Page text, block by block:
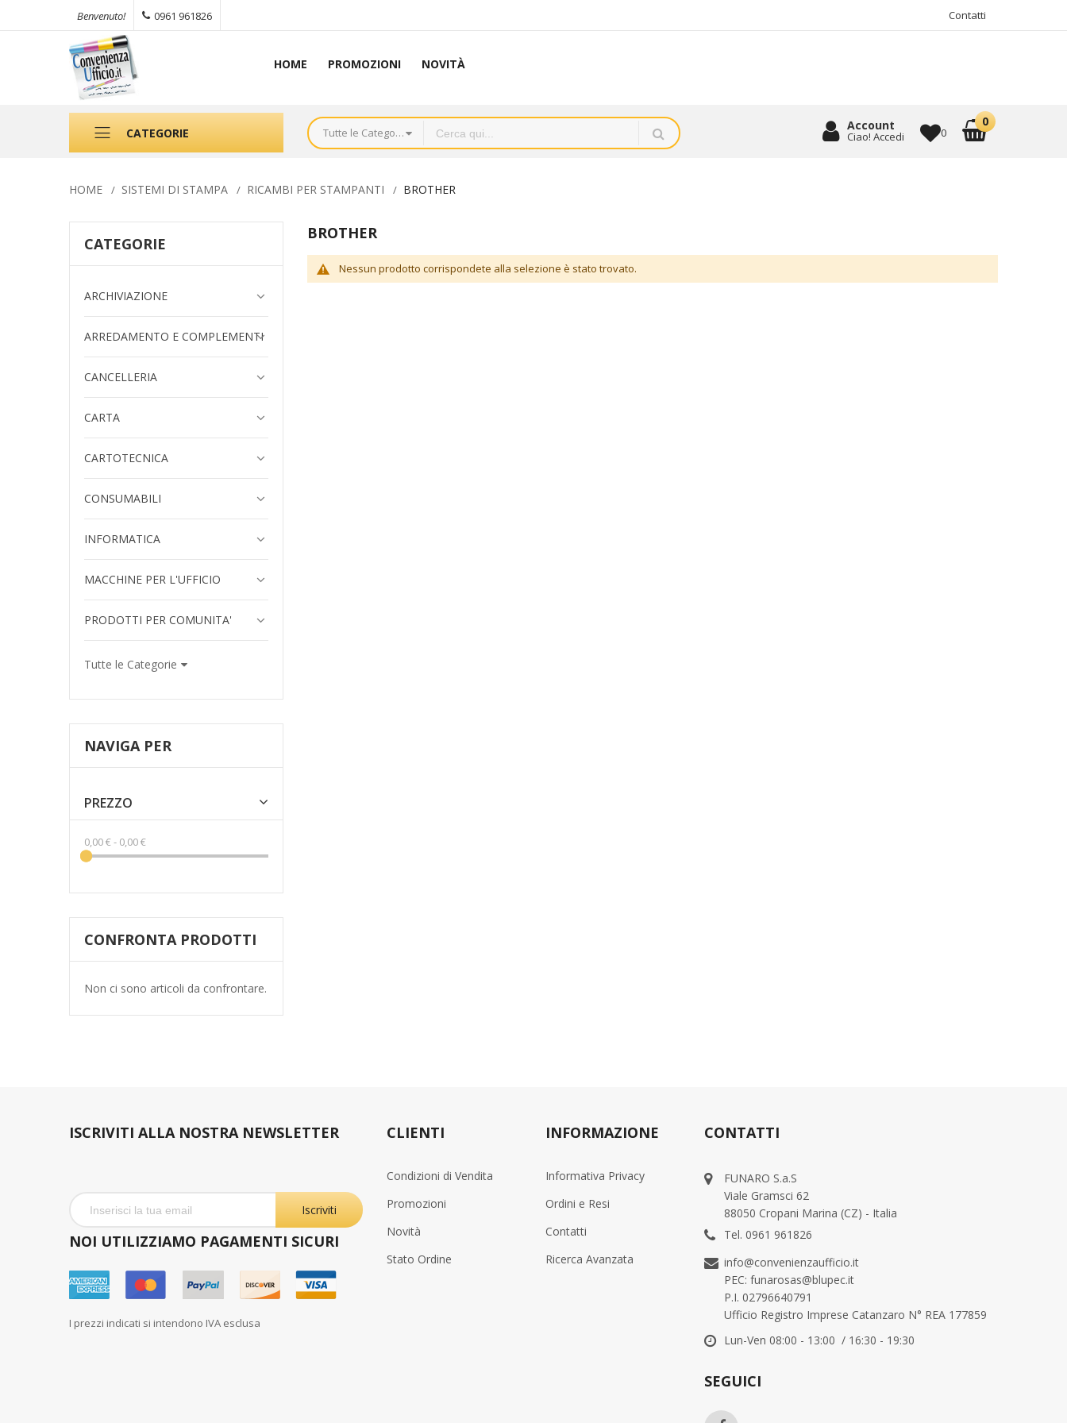
Benvenuto! 0961 961826 Contatti
HOME PROMOZIONI NOVITÀ
CATEGORIE Tutte le Categorie Account
Ciao! Accedi 0
HOME SISTEMI DI STAMPA RICAMBI PER STAMPANTI BROTHER
BROTHER
Nessun prodotto corrispondete alla selezione è stato trovato.
CATEGORIE
ARCHIVIAZIONE
ARREDAMENTO E COMPLEMENTI
CANCELLERIA
CARTA
CARTOTECNICA
CONSUMABILI
INFORMATICA
MACCHINE PER L'UFFICIO
PRODOTTI PER COMUNITA'
Tutte le Categorie
NAVIGA PER
PREZZO
0,00 €- 0,00 €
CONFRONTA PRODOTTI
Non ci sono articoli da confrontare.
ISCRIVITI ALLA NOSTRA NEWSLETTER
Iscriviti
NOI UTILIZZIAMO PAGAMENTI SICURI
I prezzi indicati si intendono IVA esclusa
CLIENTI
Condizioni di Vendita
Promozioni
Novità
Stato Ordine
INFORMAZIONE
Informativa Privacy
Ordini e Resi
Contatti
Ricerca Avanzata
CONTATTI
FUNARO S.a.S
Viale Gramsci 62
88050 Cropani Marina (CZ) - Italia
Tel. 0961 961826
info@convenienzaufficio.it
PEC: funarosas@blupec.it
P.I. 02796640791
Ufficio Registro Imprese Catanzaro N° REA 177859
Lun-Ven 08:00 - 13:00 / 16:30 - 19:30
SEGUICI